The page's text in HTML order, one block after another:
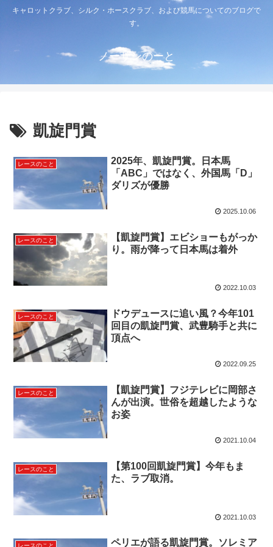
キャロットクラブ、シルク・ホースクラブ、および競馬についてのブログで
す。
ノーザンのーと
凱旋門賞
レースのこと
2025年、凱旋門賞。日本馬
「ABC」ではなく、外国馬「D」
ダリズが優勝
2025.10.06
レースのこと
【凱旋門賞】エビショーもがっか
り。雨が降って日本馬は着外
2022.10.03
レースのこと
ドウデュースに追い風？今年101
回目の凱旋門賞、武豊騎手と共に
頂点へ
2022.09.25
レースのこと
【凱旋門賞】フジテレビに岡部さ
んが出演。世俗を超越したような
お姿
2021.10.04
レースのこと
【第100回凱旋門賞】今年もま
た、ラブ取消。
2021.10.03
ペリエが語る凱旋門賞。ソレミア